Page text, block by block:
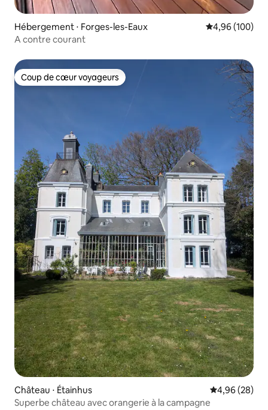
Hébergement ⋅ Forges-les-Eaux Évaluation
4,96 (100)
A contre courant
Coup de cœur voyageurs
Coup de cœur voyageurs
Château ⋅ Étainhus Évaluation
4,96 (28)
Superbe château avec orangerie à la campagne